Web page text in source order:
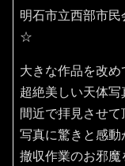
明石市立西部市
☆
大きな作品を改め
超絶美しい天体
間近で拝見させ
写真に驚きと感動
撤収作業のお邪